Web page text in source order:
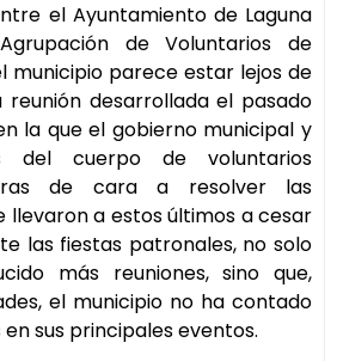
el Ayuntamiento de Laguna
de Voluntarios de
municipio parece estar lejos de
reunión desarrollada el pasado
la que el gobierno municipal y
del cuerpo de voluntarios
de cara a resolver las
llevaron a estos últimos a cesar
las fiestas patronales, no solo
más reuniones, sino que,
el municipio no ha contado
sus principales eventos.